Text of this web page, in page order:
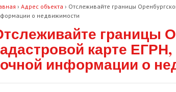
› Адрес объекта › Отслеживайте границы
о недвижимости
границы
карте
информации о